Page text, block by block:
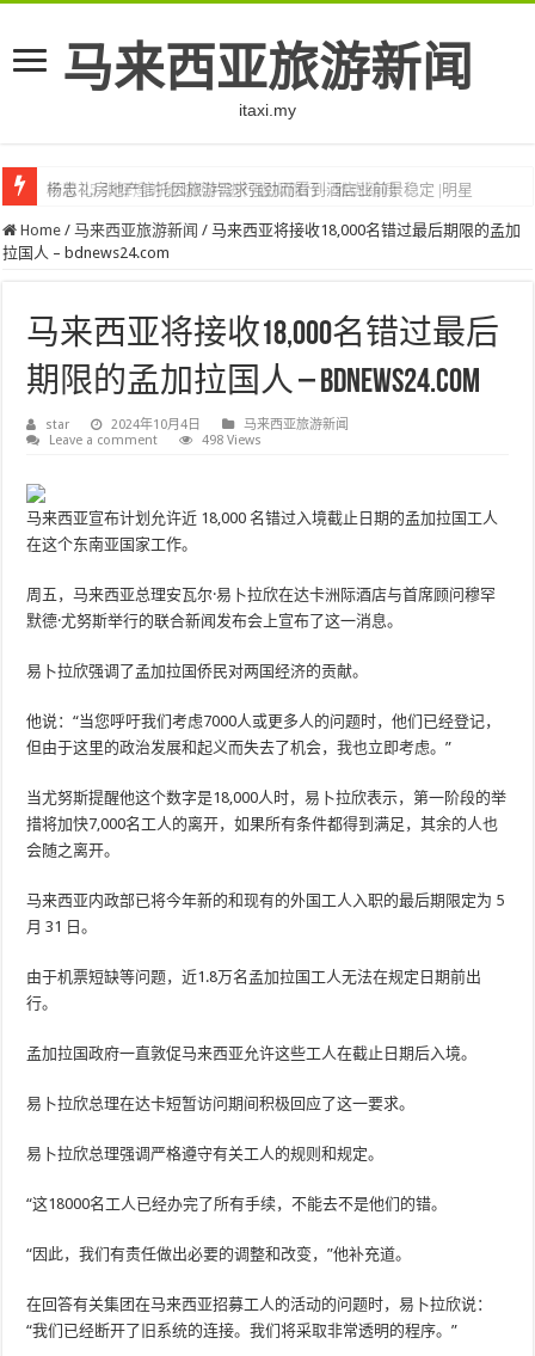
马来西亚旅游新闻
itaxi.my
杨忠礼房地产信托因旅游需求强劲而看到酒店业前景稳定 |明星
带着 25 张辉煌的地球照片进行虚拟旅行 – 雅虎新闻
Home / 马来西亚旅游新闻 / 马来西亚将接收18,000名错过最后期限的孟加
拉国人 – bdnews24.com
马来西亚将接收18,000名错过最后
期限的孟加拉国人 – bdnews24.com
star 2024年10月4日
马来西亚旅游新闻
Leave a comment
498 Views
马来西亚宣布计划允许近 18,000 名错过入境截止日期的孟加拉国工人
在这个东南亚国家工作。
周五，马来西亚总理安瓦尔·易卜拉欣在达卡洲际酒店与首席顾问穆罕
默德·尤努斯举行的联合新闻发布会上宣布了这一消息。
易卜拉欣强调了孟加拉国侨民对两国经济的贡献。
他说：“当您呼吁我们考虑7000人或更多人的问题时，他们已经登记，
但由于这里的政治发展和起义而失去了机会，我也立即考虑。”
当尤努斯提醒他这个数字是18,000人时，易卜拉欣表示，第一阶段的举
措将加快7,000名工人的离开，如果所有条件都得到满足，其余的人也
会随之离开。
马来西亚内政部已将今年新的和现有的外国工人入职的最后期限定为 5
月 31 日。
由于机票短缺等问题，近1.8万名孟加拉国工人无法在规定日期前出
行。
孟加拉国政府一直敦促马来西亚允许这些工人在截止日期后入境。
易卜拉欣总理在达卡短暂访问期间积极回应了这一要求。
易卜拉欣总理强调严格遵守有关工人的规则和规定。
“这18000名工人已经办完了所有手续，不能去不是他们的错。
“因此，我们有责任做出必要的调整和改变，”他补充道。
在回答有关集团在马来西亚招募工人的活动的问题时，易卜拉欣说：
“我们已经断开了旧系统的连接。我们将采取非常透明的程序。”